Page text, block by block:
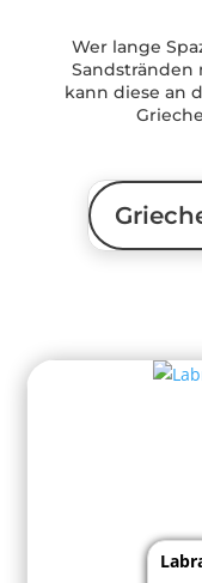
Wer lange
Sandstränden
kann diese an